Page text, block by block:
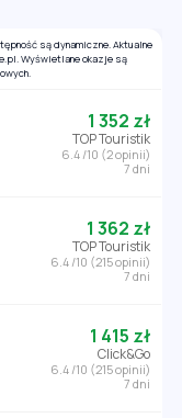
są dynamiczne. Aktualne
Wyświetlane okazje są
1 352 zł
TOP Touristik
6.4 /10 (2 opinii)
7 dni
1 362 zł
TOP Touristik
6.4 /10 (215 opinii)
7 dni
1 415 zł
Click&Go
6.4 /10 (215 opinii)
7 dni